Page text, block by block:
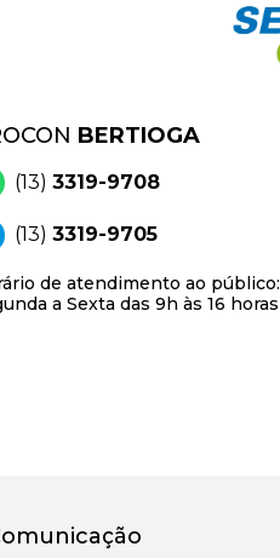
BERTIOGA
(13) 3319-9708
(13) 3319-9705
de atendimento ao público:
a Sexta das 9h às 16 horas